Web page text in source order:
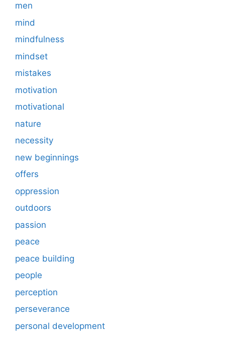
men
mind
mindfulness
mindset
mistakes
motivation
motivational
nature
necessity
new beginnings
offers
oppression
outdoors
passion
peace
peace building
people
perception
perseverance
personal development